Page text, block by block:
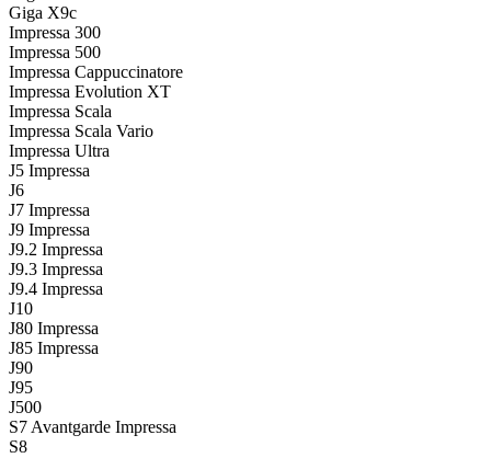
Giga X9c
Impressa 300
Impressa 500
Impressa Cappuccinatore
Impressa Evolution XT
Impressa Scala
Impressa Scala Vario
Impressa Ultra
J5 Impressa
J6
J7 Impressa
J9 Impressa
J9.2 Impressa
J9.3 Impressa
J9.4 Impressa
J10
J80 Impressa
J85 Impressa
J90
J95
J500
S7 Avantgarde Impressa
S8